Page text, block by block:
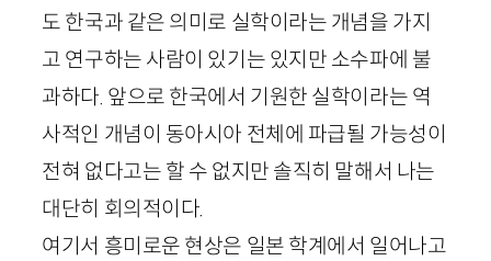
도 한국과 같은 의미로 실학이라는 개념을 가지
고 연구하는 사람이 있기는 있지만 소수파에 불
과하다. 앞으로 한국에서 기원한 실학이라는 역
사적인 개념이 동아시아 전체에 파급될 가능성이
전혀 없다고는 할 수 없지만 솔직히 말해서 나는
대단히 회의적이다.
여기서 흥미로운 현상은 일본 학계에서 일어나고